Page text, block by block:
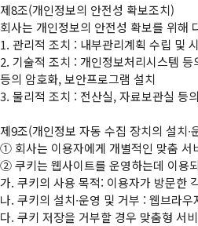
제8조(개인정보의 안전성 확보조치)
회사는 개인정보의 안전성 확보를 위해
1. 관리적 조치 : 내부관리계획 수립 및
2. 기술적 조치 : 개인정보처리시스템
등의 암호화, 보안프로그램 설치
3. 물리적 조치 : 전산실, 자료보관실 등
①
② 쿠키는 웹사이트를 운영하는데 이
가. 쿠키의 사용 목적: 이용자가 방문한
나. 쿠키의 설치∙운영 및 거부 : 웹브라
다. 쿠키 저장을 거부할 경우 맞춤형 서